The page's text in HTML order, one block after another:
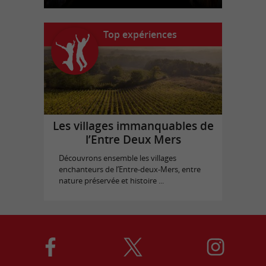
Top expériences
Les villages immanquables de
l’Entre Deux Mers
Découvrons ensemble les villages
enchanteurs de l’Entre-deux-Mers, entre
nature préservée et histoire ...